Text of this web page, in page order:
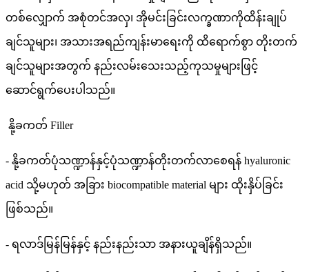
တစ်လျှောက် အစုံတင်အလှ၊ အိုမင်းခြင်းလက္ခဏာကိုထိန်းချုပ်
ချင်သူများ၊ အသားအရည်ကျန်းမာရေးကို ထိရောက်စွာ တိုးတက်
ချင်သူများအတွက် နည်းလမ်းသေးသည့်ကုသမှုများဖြင့်
ဆောင်ရွက်ပေးပါသည်။
နို့ခကတ် Filler
- နို့ခကတ်ပုံသဏ္ဍာန်နှင့်ပုံသဏ္ဍာန်တိုးတက်လာစေရန် hyaluronic
acid သို့မဟုတ် အခြား biocompatible material များ ထိုးနှိပ်ခြင်း
ဖြစ်သည်။
- ရလာဒ်မြန်မြန်နှင့် နည်းနည်းသာ အနားယူချိန်ရှိသည်။